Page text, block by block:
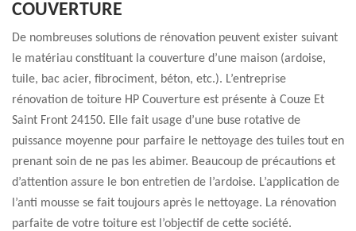
COUVERTURE
De nombreuses solutions de rénovation peuvent exister suivant
le matériau constituant la couverture d’une maison (ardoise,
tuile, bac acier, fibrociment, béton, etc.). L’entreprise
rénovation de toiture HP Couverture est présente à Couze Et
Saint Front 24150. Elle fait usage d’une buse rotative de
puissance moyenne pour parfaire le nettoyage des tuiles tout en
prenant soin de ne pas les abimer. Beaucoup de précautions et
d’attention assure le bon entretien de l’ardoise. L’application de
l’anti mousse se fait toujours après le nettoyage. La rénovation
parfaite de votre toiture est l’objectif de cette société.